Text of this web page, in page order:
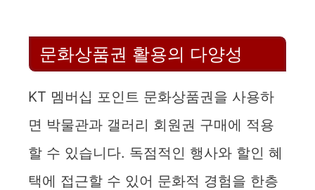
문화상품권 활용의 다양성
KT 멤버십 포인트 문화상품권을 사용하
면 박물관과 갤러리 회원권 구매에 적용
할 수 있습니다. 독점적인 행사와 할인 혜
택에 접근할 수 있어 문화적 경험을 한층